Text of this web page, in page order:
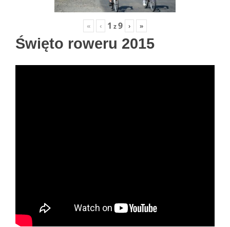
« ‹ 1 z9 › »
Święto roweru 2015